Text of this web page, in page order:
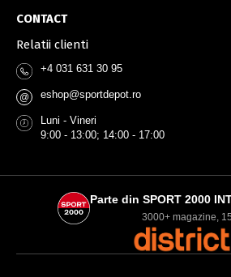
CONTACT
Relatii clienti
+4 031 631 30 95
@ eshop@sportdepot.ro
Luni - Vineri
9:00 - 13:00; 14:00 - 17:00
Parte din SPORT 2000
3000+ magazine,